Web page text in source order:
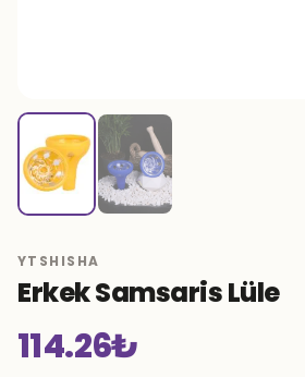
YTSHISHA
Erkek Samsaris Lüle
114.26₺